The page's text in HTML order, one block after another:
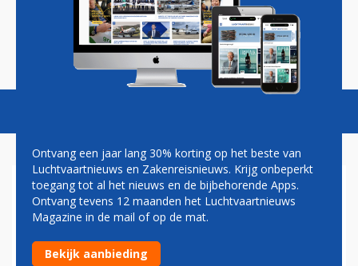
Magazine Podcasts Vacatures
PAUL GROVE: ELEKTRISCH
VLIEGEN KOMT STEEDS
DICHTERBIJ
Ontvang een jaar lang 30% korting op het beste van
Luchtvaartnieuws en Zakenreisnieuws. Krijg onbeperkt
toegang tot al het nieuws en de bijbehorende Apps.
Ontvang tevens 12 maanden het Luchtvaartnieuws
Magazine in de mail of op de mat.
Bekijk aanbieding